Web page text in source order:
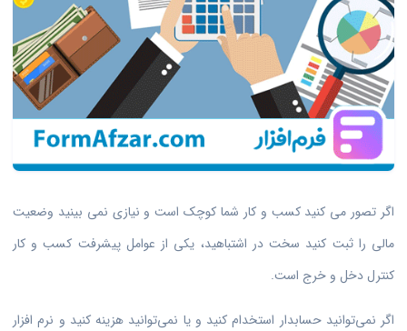
اگر تصور می کنید کسب و کار شما کوچک است و نیازی نمی بینید وضعیت
مالی را ثبت کنید سخت در اشتباهید، یکی از عوامل پیشرفت کسب و کار
کنترل دخل و خرج است.
اگر نمی‌توانید حسابدار استخدام کنید و یا نمی‌توانید هزینه کنید و نرم افزار